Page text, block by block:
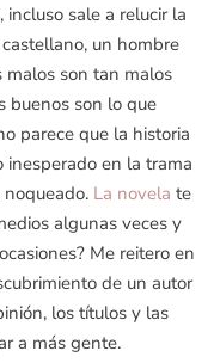
incluso sale a relucir la
un hombre
malos son tan malos
buenos son lo que
parece que la historia
inesperado en la trama
La novela te
algunas veces y
Me reitero en
de un autor
los títulos y las
a más gente.